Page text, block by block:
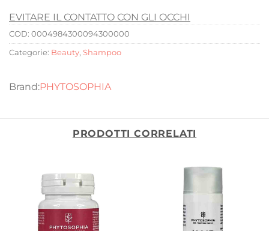
EVITARE IL CONTATTO CON GLI OCCHI
COD: 0004984300094300000
Categorie: Beauty, Shampoo
PHYTOSOPHIA
PRODOTTI CORRELATI